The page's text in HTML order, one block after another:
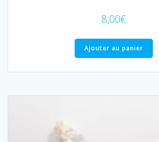
8,00€
Ajouter au panier